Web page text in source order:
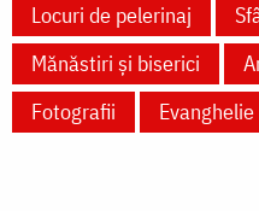
Locuri de pelerinaj
Mănăstiri și biserici
Fotografii
Evanghelie